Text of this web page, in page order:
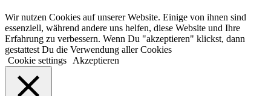
Wir nutzen Cookies auf unserer Website. Einige von ihnen sind
essenziell, während andere uns helfen, diese Website und Ihre
Erfahrung zu verbessern. Wenn Du "akzeptieren" klickst, dann
gestattest Du die Verwendung aller Cookies
Cookie settings
Akzeptieren